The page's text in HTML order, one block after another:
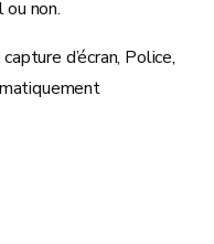
non.